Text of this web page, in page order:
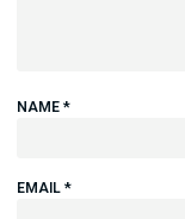
NAME *
EMAIL *